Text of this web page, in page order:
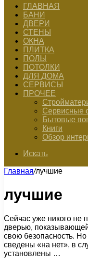
ГЛАВНАЯ
БАНИ
ДВЕРИ
СТЕНЫ
ОКНА
ПЛИТКА
ПОЛЫ
ПОТОЛКИ
ДЛЯ ДОМА
СЕРВИСЫ
ПРОЧЕЕ
Сервисные
Бытовые
Книги
Обзор
Искать
Главная/лучшие
лучшие
Сейчас уже никого не
дверью,
свою безопасность.
сведены «на нет», в
установлены …